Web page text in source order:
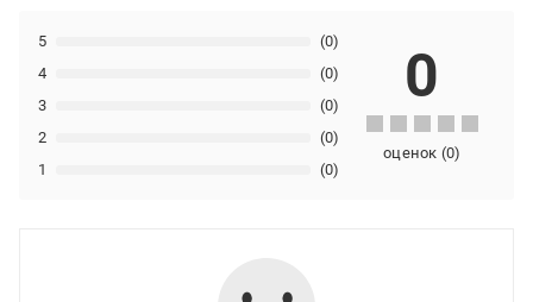
1 (0)
2 (0)
3 (0)
4 (0)
5 (0)
0
оценок (0)